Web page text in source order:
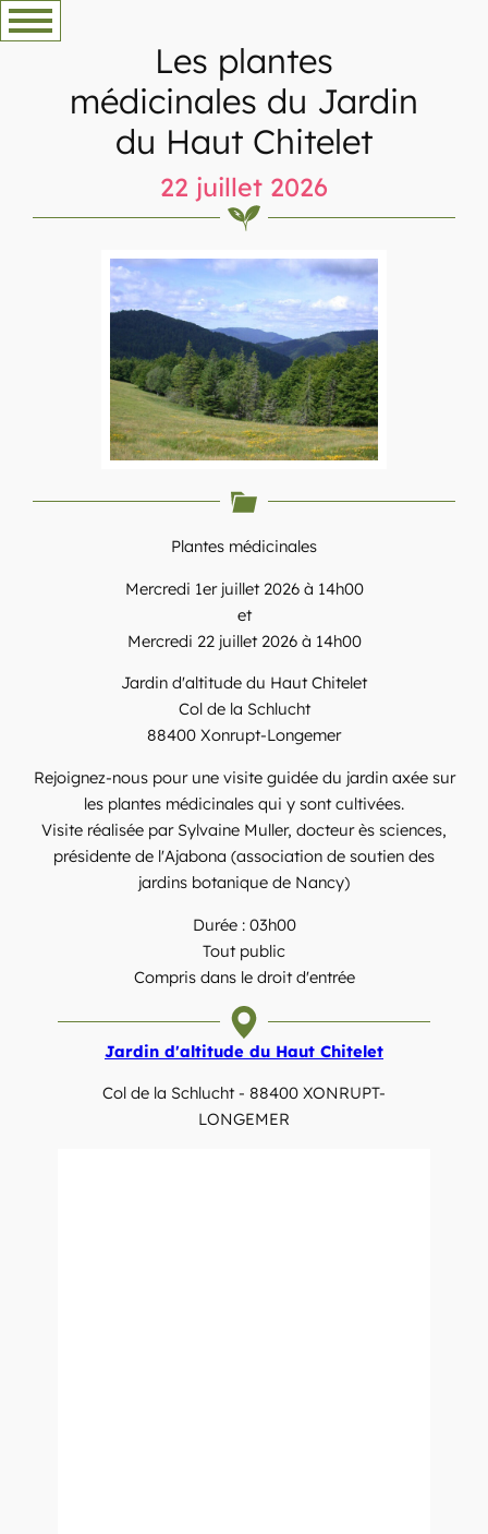
Aller
au
Les plantes
médicinales du Jardin
du Haut Chitelet
22 juillet 2026
Plantes médicinales
Mercredi 1er juillet 2026 à 14h00
et
Mercredi 22 juillet 2026 à 14h00
Jardin d'altitude du Haut Chitelet
Col de la Schlucht
88400 Xonrupt-Longemer
Rejoignez-nous pour une visite guidée du jardin axée sur
les plantes médicinales qui y sont cultivées.
Visite réalisée par Sylvaine Muller, docteur ès sciences,
présidente de l'Ajabona (association de soutien des
jardins botanique de Nancy)
Durée : 03h00
Tout public
Compris dans le droit d'entrée
Jardin d'altitude du Haut Chitelet
Col de la Schlucht - 88400 XONRUPT-
LONGEMER